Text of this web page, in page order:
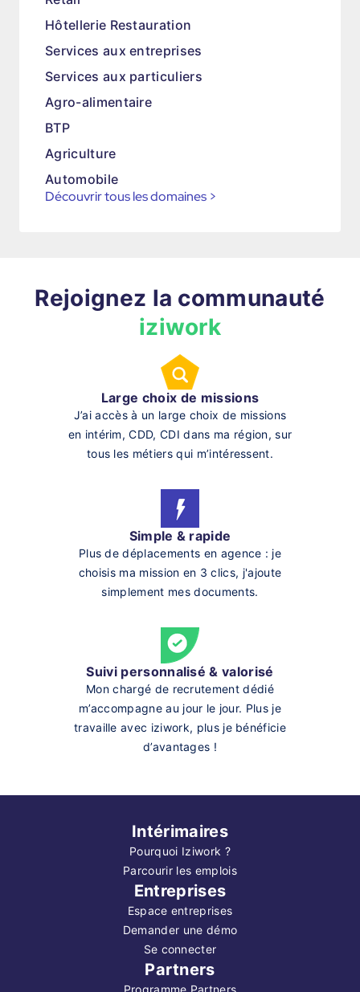
Hôtellerie Restauration
Services aux entreprises
Services aux particuliers
Agro-alimentaire
BTP
Agriculture
Automobile
Découvrir tous les domaines >
Rejoignez la communauté
iziwork
Large choix de missions
J’ai accès à un large choix de missions
en intérim, CDD, CDI dans ma région, sur
tous les métiers qui m’intéressent.
Simple & rapide
Plus de déplacements en agence : je
choisis ma mission en 3 clics, j'ajoute
simplement mes documents.
Suivi personnalisé & valorisé
Mon chargé de recrutement dédié
m’accompagne au jour le jour. Plus je
travaille avec iziwork, plus je bénéficie
d’avantages !
Intérimaires
Pourquoi Iziwork ?
Parcourir les emplois
Entreprises
Espace entreprises
Demander une démo
Se connecter
Partners
Programme Partners